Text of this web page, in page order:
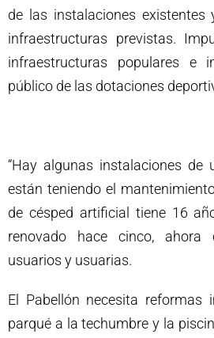
de las instalaciones
infraestructuras previstas.
infraestructuras populares e
público de las dotaciones
“Hay algunas instalaciones de
están teniendo el
de césped artificial tiene 16
renovado hace cinco,
usuarios y usuarias.
El Pabellón necesita reformas
parqué a la techumbre y la